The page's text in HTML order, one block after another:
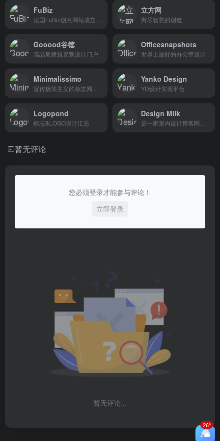
FuBiz 立方网
穷尽智慧的创造
Gooood谷徳
高品质建筑景观设计门户
Officesnapshots
世界上最好的办公室设计
Minimalissimo Yanko Design
YD设计实现平台
Logopond
标志&LOGO设计汇总
Design Milk
暂无评论
您必须登录才能参与评论！
立即登录
暂无评论...
26°